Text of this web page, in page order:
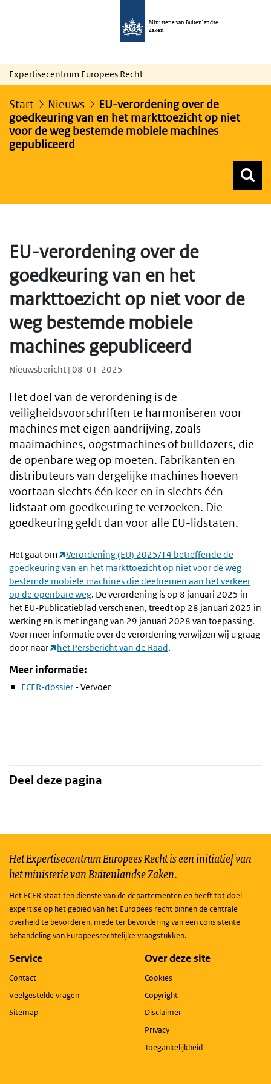
Ministerie van Buitenlandse
Zaken
Expertisecentrum Europees Recht
Start Nieuws
EU-verordening over de
goedkeuring van en het markttoezicht op niet
voor de weg bestemde mobiele machines
gepubliceerd
EU-verordening over de
goedkeuring van en het
markttoezicht op niet voor de
weg bestemde mobiele
machines gepubliceerd
Nieuwsbericht | 08-01-2025
Het doel van de verordening is de
veiligheidsvoorschriften te harmoniseren voor
machines met eigen aandrijving, zoals
maaimachines, oogstmachines of bulldozers, die
de openbare weg op moeten. Fabrikanten en
distributeurs van dergelijke machines hoeven
voortaan slechts één keer en in slechts één
lidstaat om goedkeuring te verzoeken. Die
goedkeuring geldt dan voor alle EU-lidstaten.
Het gaat om
Verordening (EU) 2025/14 betreffende de
goedkeuring van en het markttoezicht op niet voor de weg
bestemde mobiele machines die deelnemen aan het verkeer
op de openbare weg. De verordening is op 8 januari 2025 in
het EU-Publicatieblad verschenen, treedt op 28 januari 2025 in
werking en is met ingang van 29 januari 2028 van toepassing.
Voor meer informatie over de verordening verwijzen wij u graag
door naar
het Persbericht van de Raad.
Meer informatie:
ECER-dossier - Vervoer
Deel deze pagina
Het Expertisecentrum Europees Recht is een initiatief van
het ministerie van Buitenlandse Zaken.
Het ECER staat ten dienste van de departementen en heeft tot doel
expertise op het gebied van het Europees recht binnen de centrale
overheid te bevorderen, mede ter bevordering van een consistente
behandeling van Europeesrechtelijke vraagstukken.
Service
Contact
Veelgestelde vragen
Sitemap
Over deze site
Cookies
Copyright
Disclaimer
Privacy
Toegankelijkheid